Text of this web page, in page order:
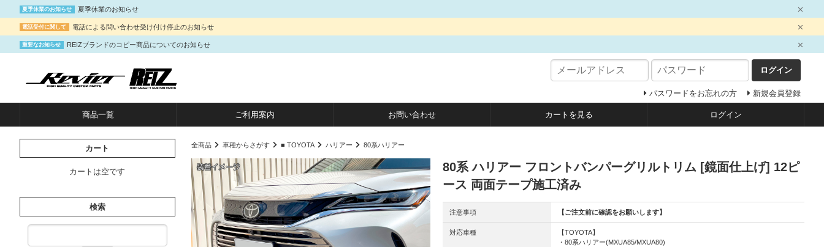
夏季休業のお知らせ 夏季休業のお知らせ
電話受付に関して 電話による問い合わせ受け付け停止のお知らせ
重要なお知らせ REIZブランドのコピー商品についてのお知らせ
ログイン
パスワードをお忘れの方 新規会員登録
商品一覧 ご利用案内 お問い合わせ カートを見る ログイン
全商品 車種からさがす ■ TOYOTA ハリアー 80系ハリアー
80系 ハリアー フロントバンパーグリルトリム [鏡面仕上げ] 12ピ
ース 両面テープ施工済み
注意事項 【ご注文前に確認をお願いします】
対応車種
【TOYOTA】
・80系ハリアー(MXUA85/MXUA80)
カート
カートは空です
検索